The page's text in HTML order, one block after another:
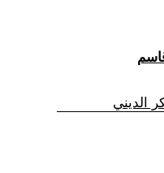
الديني